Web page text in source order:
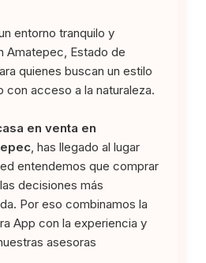
entorno tranquilo y
Amatepec, Estado de
quienes buscan un estilo
con acceso a la naturaleza.
en venta en
, has llegado al lugar
entendemos que comprar
decisiones más
Por eso combinamos la
App con la experiencia y
asesoras